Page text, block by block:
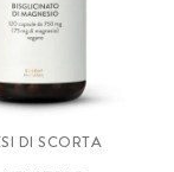
DI SCORTA